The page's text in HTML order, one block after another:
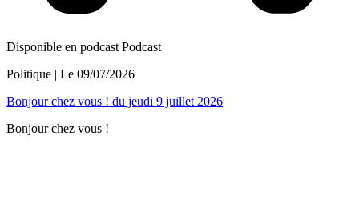
Disponible en podcast Podcast
Politique | Le 09/07/2026
Bonjour chez vous ! du jeudi 9 juillet 2026
Bonjour chez vous !